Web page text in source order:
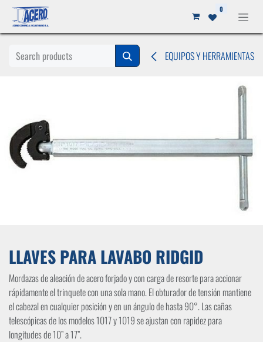
Ir al contenido 0
EQUIPOS Y HERRAMIENTAS
LLAVES PARA LAVABO RIDGID
Mordazas de aleación de acero forjado y con carga de resorte para accionar
rápidamente el trinquete con una sola mano. El obturador de tensión mantiene
el cabezal en cualquier posición y en un ángulo de hasta 90°. Las cañas
telescópicas de los modelos 1017 y 1019 se ajustan con rapidez para
longitudes de 10” a 17”.